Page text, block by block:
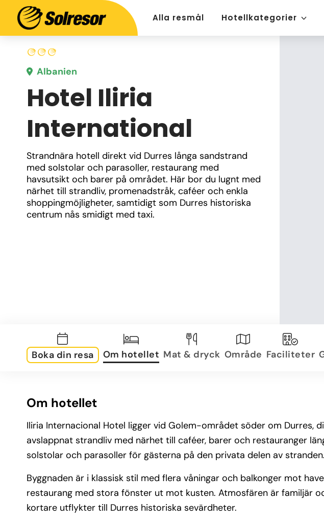
Alla resmål Hotellkategorier
Albanien
Hotel Iliria
International
Strandnära hotell direkt vid Durres långa sandstrand
med solstolar och parasoller, restaurang med
havsutsikt och barer på området. Här bor du lugnt med
närhet till strandliv, promenadstråk, caféer och enkla
shoppingmöjligheter, samtidigt som Durres historiska
centrum nås smidigt med taxi.
Boka din resa Om hotellet Mat & dryck Område Faciliteter
Om hotellet
Iliria Internacional Hotel ligger vid Golem-området söder om Durres,
avslappnat strandliv med närhet till caféer, barer och restauranger
solstolar och parasoller för gästerna på den privata delen av stranden.
Byggnaden är i klassisk stil med flera våningar och balkonger mot
restaurang med stora fönster ut mot kusten. Atmosfären är familjär
kortare utflykter till Durres historiska sevärdheter.